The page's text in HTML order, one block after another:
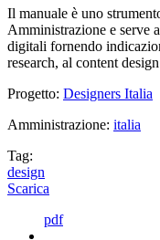
Il manuale è uno
Amministrazione e serve
digitali fornendo
research, al content
Progetto: Designers Italia
Amministrazione: italia
Tag:
design
Scarica
pdf